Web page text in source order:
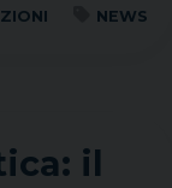
NEWS
il